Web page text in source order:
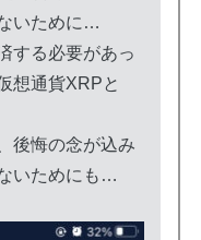
いために…
する必要があっ
想通貨XRPと
後悔の念が込み
いためにも…